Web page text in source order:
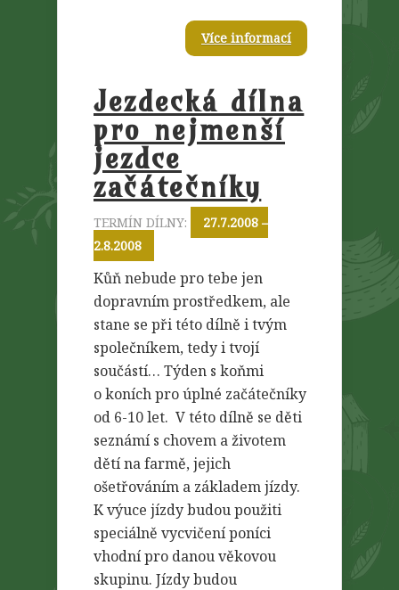
Více informací
Jezdecká dílna
pro nejmenší
jezdce
začátečníky
TERMÍN DÍLNY:
27.7.2008 –
2.8.2008
Kůň nebude pro tebe jen
dopravním prostředkem, ale
stane se při této dílně i tvým
společníkem, tedy i tvojí
součástí… Týden s koňmi
o koních pro úplné začátečníky
od 6-10 let. V této dílně se děti
seznámí s chovem a životem
dětí na farmě, jejich
ošetřováním a základem jízdy.
K výuce jízdy budou použiti
speciálně vycvičení poníci
vhodní pro danou věkovou
skupinu. Jízdy budou